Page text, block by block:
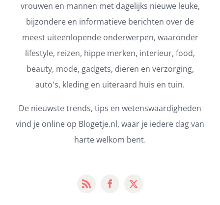
vrouwen en mannen met dagelijks nieuwe leuke,
bijzondere en informatieve berichten over de
meest uiteenlopende onderwerpen, waaronder
lifestyle, reizen, hippe merken, interieur, food,
beauty, mode, gadgets, dieren en verzorging,
auto's, kleding en uiteraard huis en tuin.
De nieuwste trends, tips en wetenswaardigheden
vind je online op Blogetje.nl, waar je iedere dag van
harte welkom bent.